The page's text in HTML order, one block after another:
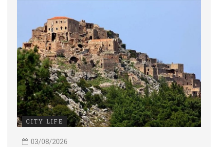
CITY LIFE
03/08/2026